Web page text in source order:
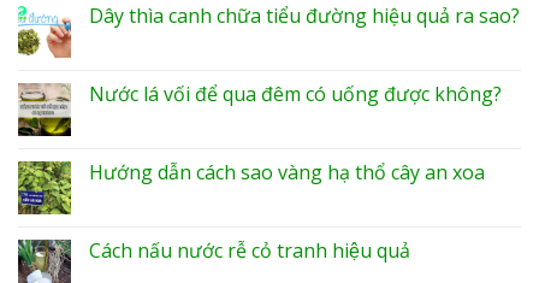
Dây thìa canh chữa tiểu đường hiệu quả ra sao?
Nước lá vối để qua đêm có uống được không?
Hướng dẫn cách sao vàng hạ thổ cây an xoa
Cách nấu nước rễ cỏ tranh hiệu quả